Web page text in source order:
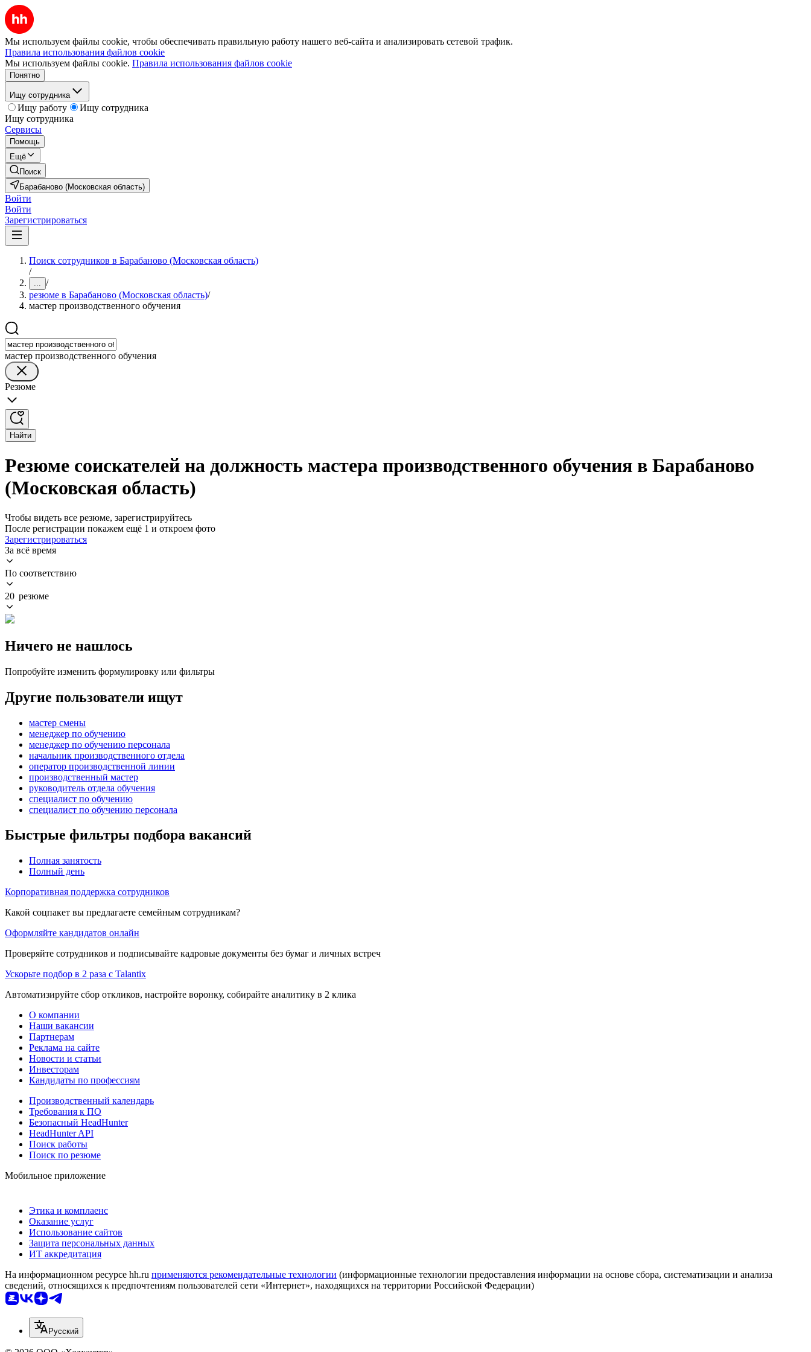
Мы используем файлы cookie, чтобы обеспечивать правильную работу нашего веб-сайта и анализировать сетевой трафик.
Правила использования файлов cookie
Мы используем файлы cookie. Правила использования файлов cookie
Понятно
Ищу сотрудника
Ищу работу
Ищу сотрудника
Ищу сотрудника
Сервисы
Помощь
Ещё
Поиск
Барабаново (Московская область)
Войти
Войти
Зарегистрироваться
Поиск сотрудников в Барабаново (Московская область)
/
... /
резюме в Барабаново (Московская область)/
мастер производственного обучения
мастер производственного обучения
Резюме
Найти
Резюме соискателей на должность мастера производственного обучения в Барабаново
(Московская область)
Чтобы видеть все резюме, зарегистрируйтесь
После регистрации покажем ещё 1 и откроем фото
Зарегистрироваться
За всё время
По соответствию
20 резюме
Ничего не нашлось
Попробуйте изменить формулировку или фильтры
Другие пользователи ищут
мастер смены
менеджер по обучению
менеджер по обучению персонала
начальник производственного отдела
оператор производственной линии
производственный мастер
руководитель отдела обучения
специалист по обучению
специалист по обучению персонала
Быстрые фильтры подбора вакансий
Полная занятость
Полный день
Корпоративная поддержка сотрудников
Какой соцпакет вы предлагаете семейным сотрудникам?
Оформляйте кандидатов онлайн
Проверяйте сотрудников и подписывайте кадровые документы без бумаг и личных встреч
Ускорьте подбор в 2 раза с Talantix
Автоматизируйте сбор откликов, настройте воронку, собирайте аналитику в 2 клика
О компании
Наши вакансии
Партнерам
Реклама на сайте
Новости и статьи
Инвесторам
Кандидаты по профессиям
Производственный календарь
Требования к ПО
Безопасный HeadHunter
HeadHunter API
Поиск работы
Поиск по резюме
Мобильное приложение
Этика и комплаенс
Оказание услуг
Использование сайтов
Защита персональных данных
ИТ аккредитация
На информационном ресурсе hh.ru применяются рекомендательные технологии (информационные технологии предоставления информации на основе сбора, систематизации и анализа
сведений, относящихся к предпочтениям пользователей сети «Интернет», находящихся на территории Российской Федерации)
Русский